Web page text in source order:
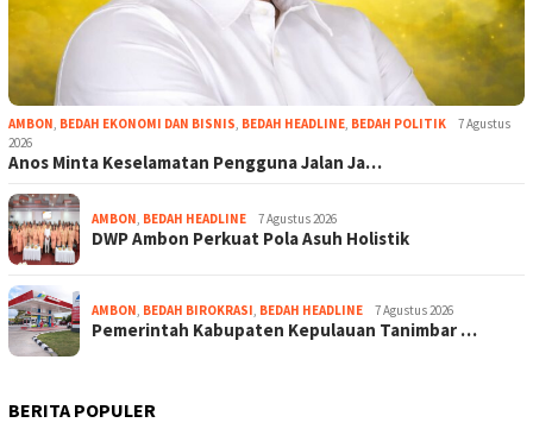
AMBON, BEDAH EKONOMI DAN BISNIS, BEDAH HEADLINE, BEDAH POLITIK
7 Agustus
2026
Anos Minta Keselamatan Pengguna Jalan Ja…
AMBON, BEDAH HEADLINE 7 Agustus 2026
DWP Ambon Perkuat Pola Asuh Holistik
AMBON, BEDAH BIROKRASI, BEDAH HEADLINE 7 Agustus 2026
Pemerintah Kabupaten Kepulauan Tanimbar …
BERITA POPULER